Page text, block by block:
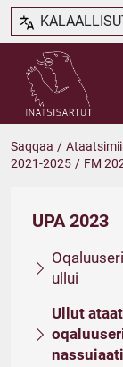
Saqqaa /
2021-2025 / FM
UPA 2023
ullui
Ullut